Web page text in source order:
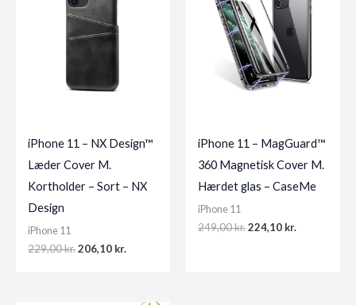
iPhone 11 – NX Design™
Læder Cover M.
Kortholder – Sort – NX
Design
iPhone 11
229,00kr.Original
206,10 kr.
iPhone 11 – MagGuard™
360 Magnetisk Cover M.
Hærdet glas – CaseMe
iPhone 11
249,00kr.Original
224,10 kr.